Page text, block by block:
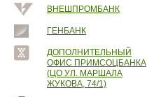
ВНЕШПРОМБАНК
ГЕНБАНК
ДОПОЛНИТЕЛЬНЫЙ
ОФИС ПРИМСОЦБАНКА
(ЦО УЛ. МАРШАЛА
ЖУКОВА, 74/1)